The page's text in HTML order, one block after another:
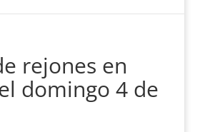
rejones en
domingo 4 de